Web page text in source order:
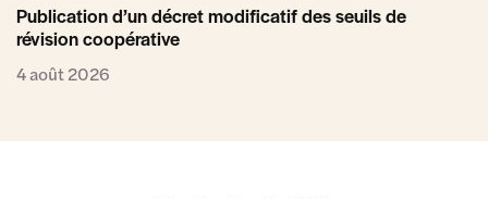
Publication d’un décret modificatif des seuils de
révision coopérative
4 août 2026